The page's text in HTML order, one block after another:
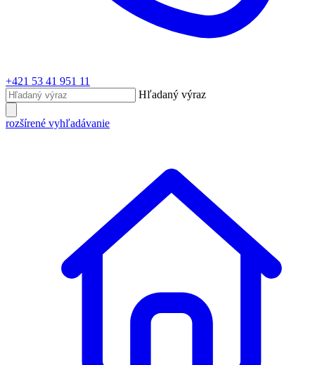
+421 53 41 951 11
Hľadaný výraz
rozšírené vyhľadávanie